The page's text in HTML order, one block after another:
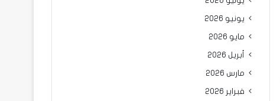
يونيو 2026
مايو 2026
أبريل 2026
مارس 2026
فبراير 2026